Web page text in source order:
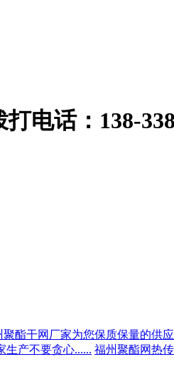
打电话：138-
聚酯干网厂家为您保质保量的供
生产不要贪心...... 福州聚酯网热